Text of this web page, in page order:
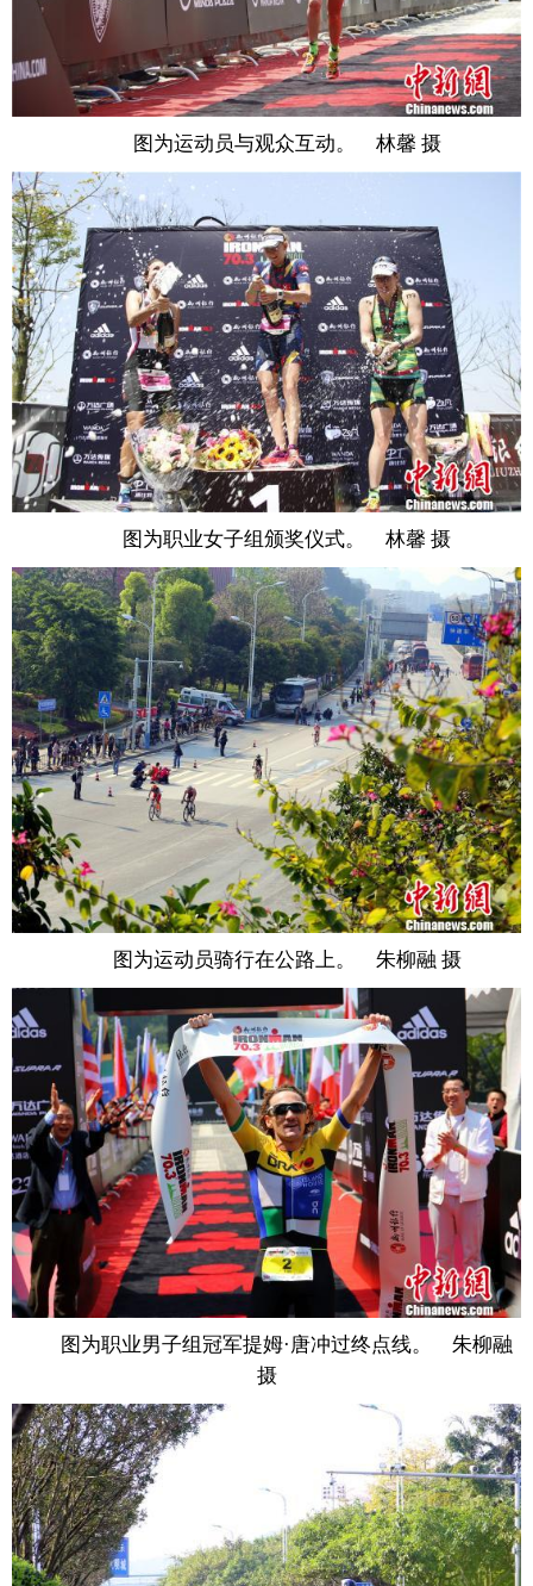
图为运动员与观众互动。 林馨 摄
图为职业女子组颁奖仪式。 林馨 摄
图为运动员骑行在公路上。 朱柳融 摄
图为职业男子组冠军提姆·唐冲过终点线。 朱柳融
摄